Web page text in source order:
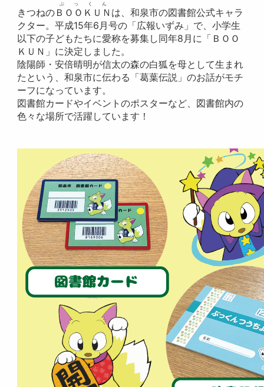
きつねの ＢＯＯＫＵＮ
ぶっくん
は、和泉市の図書館公式キャラ
クター。平成15年6月号の「広報いずみ」で、小学生
以下の子どもたちに愛称を募集し同年8月に「ＢＯＯ
ＫＵＮ」に決定しました。
陰陽師・安倍晴明が信太の森の白狐を母として生まれ
たという、和泉市に伝わる「葛葉伝説」のお話がモチ
ーフになっています。
図書館カードやイベントのポスターなど、図書館内の
色々な場所で活躍しています！